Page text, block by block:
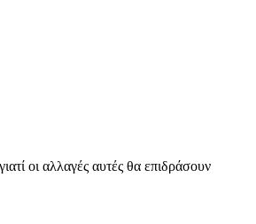
οι αλλαγές αυτές θα επιδράσουν